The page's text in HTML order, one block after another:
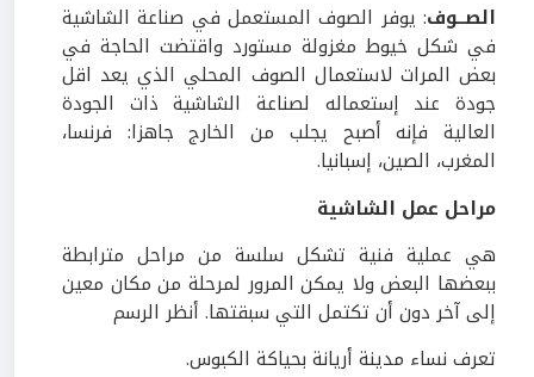
الصــوف: يوفر الصوف المستعمل في صناعة الشاشية
في شكل خيوط مغزولة مستورد واقتضت الحاجة في
بعض المرات لاستعمال الصوف المحلي الذي يعد اقل
جودة عند إستعماله لصناعة الشاشية ذات الجودة
العالية فإنه أصبح يجلب من الخارج جاهزا: فرنسا،
المغرب، الصين، إسبانيا.
مراحل عمل الشاشية
هي عملية فنية تشكل سلسة من مراحل مترابطة
ببعضها البعض ولا يمكن المرور لمرحلة من مكان معين
إلى آخر دون أن تكتمل التي سبقتها. أنظر الرسم
تعرف نساء مدينة أريانة بحياكة الكبوس.